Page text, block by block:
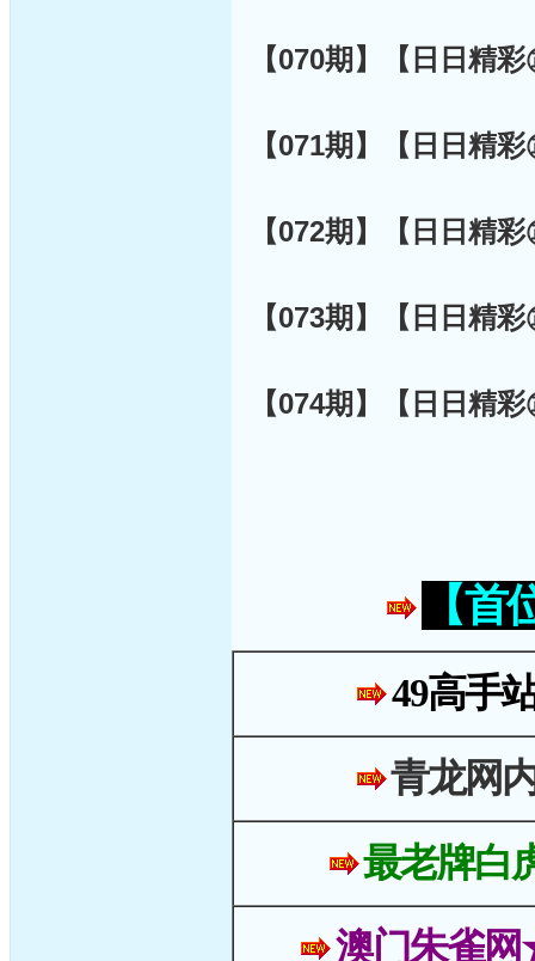
【070期】【日日精
【071期】【日日精
【072期】【日日精
【073期】【日日精
【074期】【日日精
【
49高手
青龙网
最老牌白
澳门朱雀